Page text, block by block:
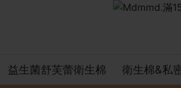
益生菌舒芙蕾衛生棉 衛生棉&私